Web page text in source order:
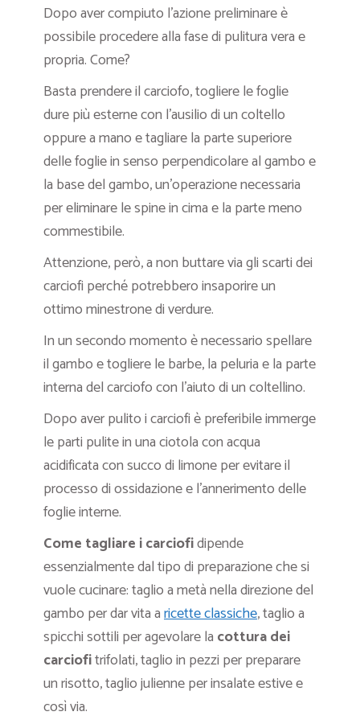
Dopo aver compiuto l’azione preliminare è
possibile procedere alla fase di pulitura vera e
propria. Come?
Basta prendere il carciofo, togliere le foglie
dure più esterne con l’ausilio di un coltello
oppure a mano e tagliare la parte superiore
delle foglie in senso perpendicolare al gambo e
la base del gambo, un’operazione necessaria
per eliminare le spine in cima e la parte meno
commestibile.
Attenzione, però, a non buttare via gli scarti dei
carciofi perché potrebbero insaporire un
ottimo minestrone di verdure.
In un secondo momento è necessario spellare
il gambo e togliere le barbe, la peluria e la parte
interna del carciofo con l’aiuto di un coltellino.
Dopo aver pulito i carciofi è preferibile immerge
le parti pulite in una ciotola con acqua
acidificata con succo di limone per evitare il
processo di ossidazione e l’annerimento delle
foglie interne.
Come tagliare i carciofidipende
essenzialmente dal tipo di preparazione che si
vuole cucinare: taglio a metà nella direzione del
gambo per dar vita aricette classiche, taglio a
spicchi sottili per agevolare la cottura dei
carciofitrifolati, taglio in pezzi per preparare
un risotto, taglio julienne per insalate estive e
così via.